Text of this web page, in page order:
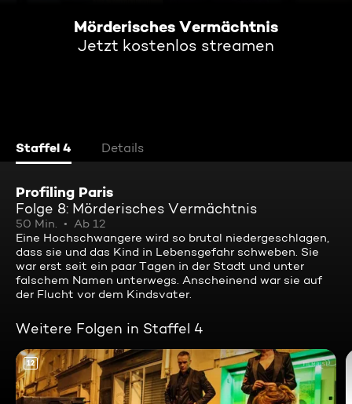
Mörderisches Vermächtnis
Jetzt kostenlos streamen
Staffel 4 Details
Profiling Paris
Folge 8: Mörderisches Vermächtnis
50 Min.
Ab 12
Eine Hochschwangere wird so brutal niedergeschlagen,
dass sie und das Kind in Lebensgefahr schweben. Sie
war erst seit ein paar Tagen in der Stadt und unter
falschem Namen unterwegs. Anscheinend war sie auf
der Flucht vor dem Kindsvater.
Weitere Folgen in Staffel 4
12